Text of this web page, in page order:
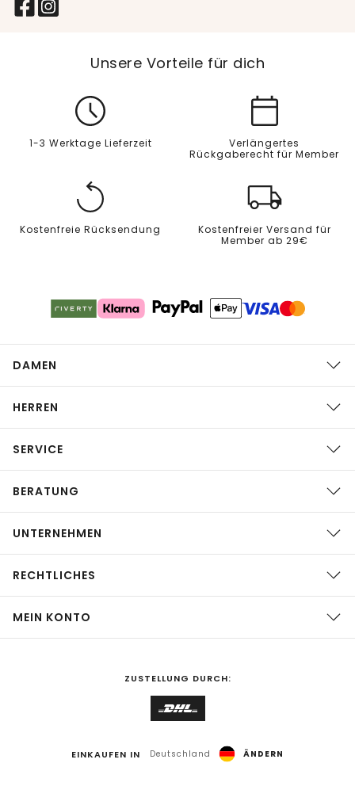
Unsere Vorteile für dich
1-3 Werktage Lieferzeit
Verlängertes
Rückgaberecht für Member
Kostenfreie Rücksendung
Kostenfreier Versand für
Member ab 29€
DAMEN
HERREN
SERVICE
BERATUNG
UNTERNEHMEN
RECHTLICHES
MEIN KONTO
ZUSTELLUNG DURCH:
EINKAUFEN IN Deutschland ÄNDERN